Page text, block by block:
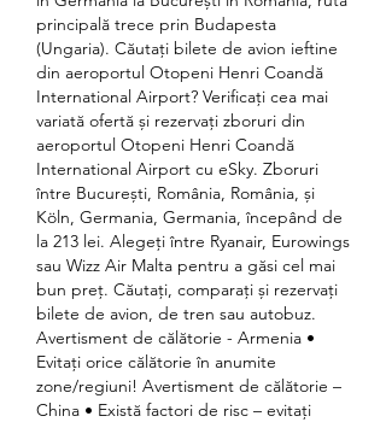
principală trece prin Budapesta
(Ungaria). Căutați bilete de avion ieftine
din aeroportul Otopeni Henri Coandă
International Airport? Verificați cea mai
variată ofertă și rezervați zboruri din
aeroportul Otopeni Henri Coandă
International Airport cu eSky. Zboruri
între București, România, România, și
Köln, Germania, Germania, începând de
la 213 lei. Alegeți între Ryanair, Eurowings
sau Wizz Air Malta pentru a găsi cel mai
bun preț. Căutați, comparați și rezervați
bilete de avion, de tren sau autobuz.
Avertisment de călătorie - Armenia •
Evitați orice călătorie în anumite
zone/regiuni! Avertisment de călătorie –
China • Există factori de risc – evitaţi